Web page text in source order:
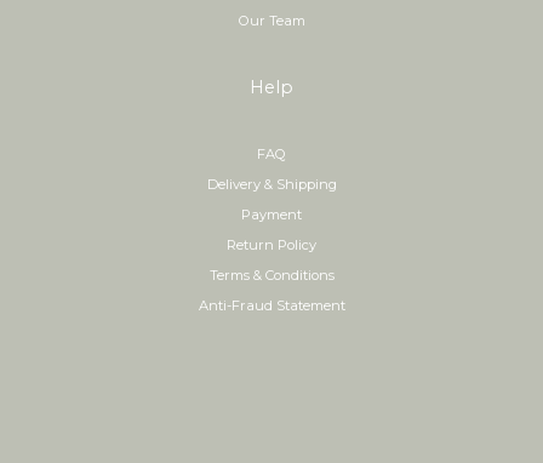
Our Team
Help
FAQ
Delivery & Shipping
Payment
Return Policy
Terms & Conditions
Anti-Fraud Statement